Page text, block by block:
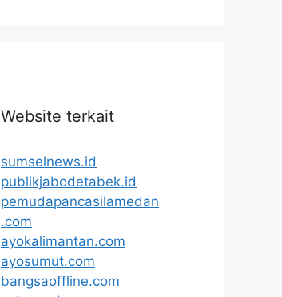
Website terkait
sumselnews.id
publikjabodetabek.id
pemudapancasilamedan
.com
ayokalimantan.com
ayosumut.com
bangsaoffline.com